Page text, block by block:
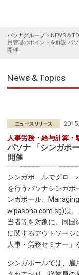
パソナグループ> NEWS＆
員管理のポイントを解説 パ
開催
News＆Topics
人事労務・給与計算
パソナ 「シンガポ
開催
シンガポールでグロー
を行うパソナシンガポ
ンガポール、
w.pasona.com.sg)は
当者等を対象に、同国
に関するアウトソーシ
人事・労務セミナー」
シンガポールでは、雇